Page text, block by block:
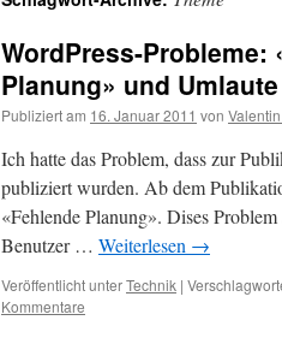
WordPress-Probleme:
Planung» und
Publiziert am 16. Januar 2011 von
Ich hatte das Problem, dass zur
publiziert wurden. Ab dem
«Fehlende Planung». Dises
Benutzer … Weiterlesen →
Veröffentlicht unterTechnik |
Kommentare